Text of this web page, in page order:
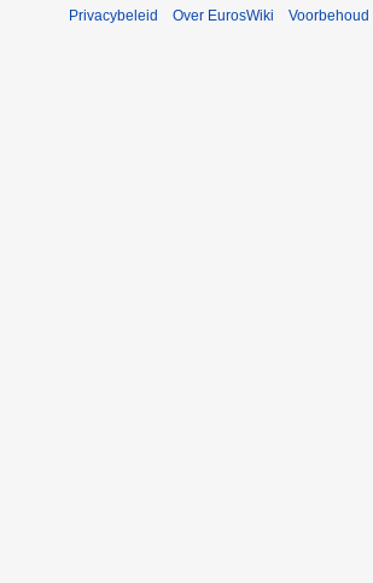
Privacybeleid Over EurosWiki Voorbehoud